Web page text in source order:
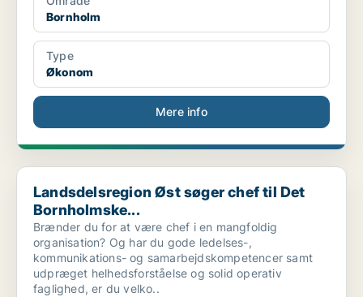
Bornholm
Type
Økonom
Mere info
Landsdelsregion Øst søger chef til Det Bornholmske...
Landsdelsregion Øst søger chef til Det
Bornholmske...
Brænder du for at være chef i en mangfoldig
organisation? Og har du gode ledelses-,
kommunikations- og samarbejdskompetencer samt
udpræget helhedsforståelse og solid operativ
faglighed, er du velko..